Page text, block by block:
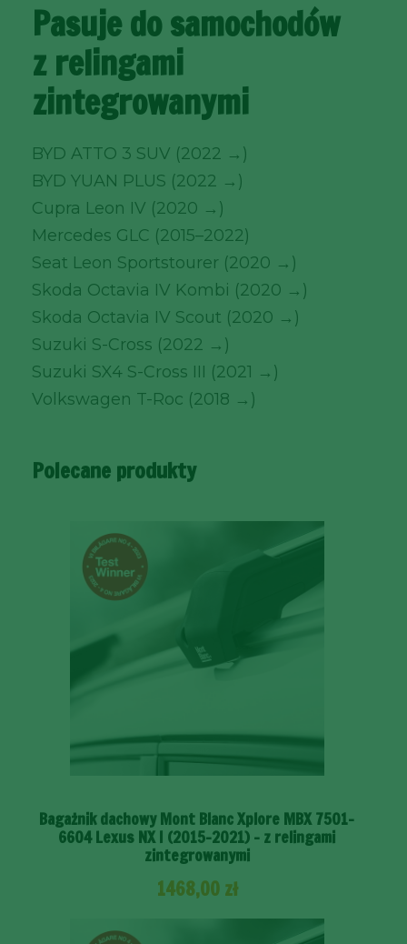
Pasuje do samochodów
z relingami
zintegrowanymi
BYD ATTO 3 SUV (2022 →)
BYD YUAN PLUS (2022 →)
Cupra Leon IV (2020 →)
Mercedes GLC (2015–2022)
Seat Leon Sportstourer (2020 →)
Skoda Octavia IV Kombi (2020 →)
Skoda Octavia IV Scout (2020 →)
Suzuki S-Cross (2022 →)
Suzuki SX4 S-Cross III (2021 →)
Volkswagen T-Roc (2018 →)
Polecane produkty
Bagażnik dachowy Mont Blanc Xplore MBX 7501-
6604 Lexus NX I (2015–2021) – z relingami
zintegrowanymi
1468,00 zł